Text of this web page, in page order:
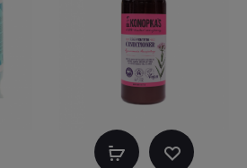
Kosárba